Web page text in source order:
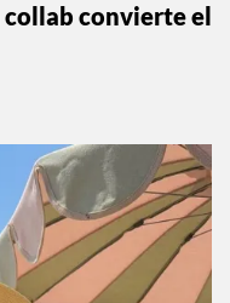
collab convierte el